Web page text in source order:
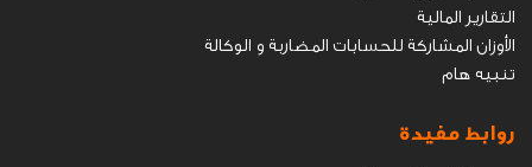
التقارير المالية
الأوزان المشاركة للحسابات المضاربة و الوكالة
تنبيه هام
روابط مفيدة